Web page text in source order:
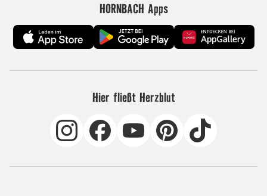
HORNBACH Apps
Hier fließt Herzblut